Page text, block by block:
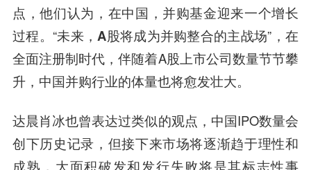
点，他们认为，在中国，并购基金迎来一个增长
过程。“未来，A股将成为并购整合的主战场”，在
全面注册制时代，伴随着A股上市公司数量节节攀
升，中国并购行业的体量也将愈发壮大。
达晨肖冰也曾表达过类似的观点，中国IPO数量会
创下历史记录，但接下来市场将逐渐趋于理性和
成熟，大面积破发和发行失败将是其标志性事